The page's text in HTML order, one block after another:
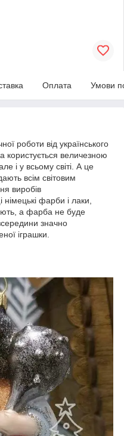
Оплата Умови
роботи від українського
користується величезною
і у всьому світі. А це
всім світовим
виробів
фарби і лаки,
а фарба не буде
значно
іграшки.